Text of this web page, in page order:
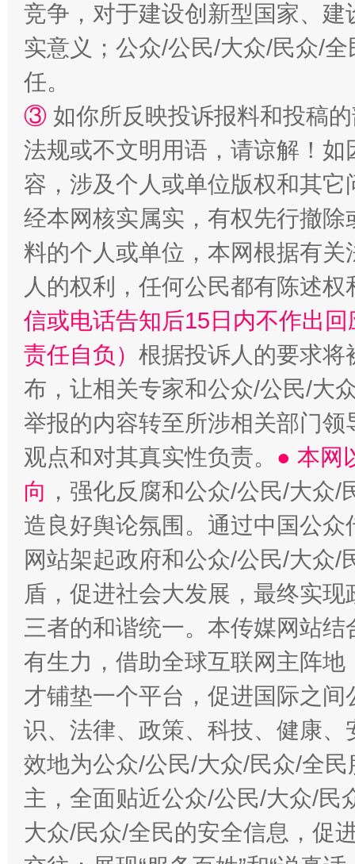
“蜀中异人”王建安的艺术幻境
竞争，对于建设创新型国家、
实意义；公众/公民/大众/民众/
任。
③ 如你所反映投诉报料和投稿
法规或不文明用语，请谅解！
容，涉及个人或单位版权和其它
经本网核实属实，有权先行撤
料的个人或单位，本网根据有
人的权利，任何公民都有陈述
信或电话告知后15日内不作出
责任自负） 根据投诉人的要求将
布，让相关专家和公众/公民/大
举报的内容转至所涉相关部门
观点和对其真实性负责。 ● 本网
向 ，强化反腐和公众/公民/大众
造良好舆论氛围。通过中国公
网站架起政府和公众/公民/大众
盾，促进社会大发展，最终实
三者的和谐统一。本传媒网站
有生力，借助全球互联网主阵
才铺垫一个平台，促进国际之
识、法律、政策、科技、健康
效地为公众/公民/大众/民众/全
主，全面贴近公众/公民/大众/民
大众/民众/全民的安全信息，促